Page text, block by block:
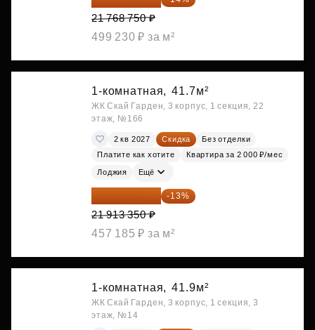
21 768 750 ₽
499 230 ₽ за м²
1-комнатная, 41.7м²
ЖК Скай Гарден, 3 корпус, 1 секция, 22
этаж, №166
2 кв 2027 Скидка
Без отделки
Платите как хотите
Квартира за 2 000 ₽/мес
Лоджия Ещё
19 064 615 ₽ -13%
21 913 350 ₽
457 185 ₽ за м²
1-комнатная, 41.9м²
ЖК Скай Гарден, 3 корпус, 1 секция, 3
этаж, №14